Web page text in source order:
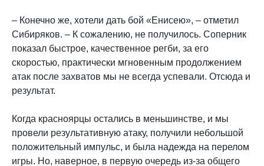
– Конечно же, хотели дать бой «Енисею», – отметил
Сибиряков. – К сожалению, не получилось. Соперник
показал быстрое, качественное регби, за его
скоростью, практически мгновенным продолжением
атак после захватов мы не всегда успевали. Отсюда и
результат.
Когда красноярцы остались в меньшинстве, и мы
провели результативную атаку, получили небольшой
положительный импульс, и была надежда на перелом
игры. Но, наверное, в первую очередь из-за общего